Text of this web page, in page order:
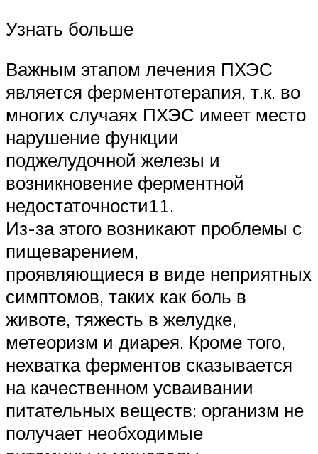
Узнать больше
Важным этапом лечения ПХЭС
является ферментотерапия, т.к. во
многих случаях ПХЭС имеет место
нарушение функции
поджелудочной железы и
возникновение ферментной
недостаточности11.
Из-за этого возникают проблемы с
пищеварением,
проявляющиеся в виде неприятных
симптомов, таких как боль в
животе, тяжесть в желудке,
метеоризм и диарея. Кроме того,
нехватка ферментов сказывается
на качественном усваивании
питательных веществ: организм не
получает необходимые